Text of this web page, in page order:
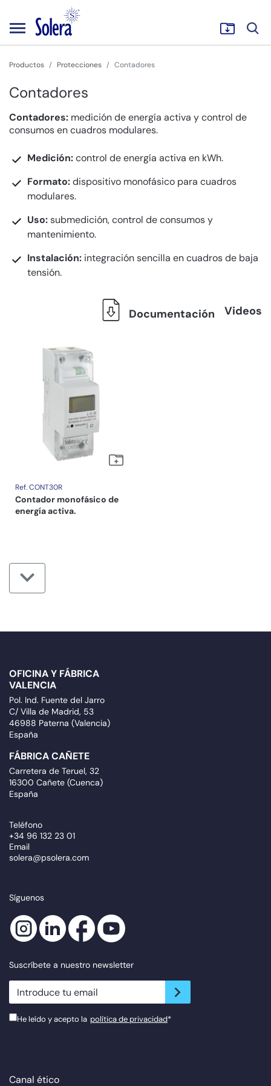
Productos Protecciones Contadores
Contadores
Contadores: medición de energía activa y control de
consumos en cuadros modulares.
Medición:control de energía activa en kWh.
Formato:dispositivo monofásico para cuadros
modulares.
Uso:submedición, control de consumos y
mantenimiento.
Instalación: integración sencilla en cuadros de baja
tensión.
Documentación Videos
Ref. CONT30R
Contador monofásico de
energía activa.
OFICINA Y FÁBRICA
VALENCIA
Pol. Ind. Fuente del Jarro
C/ Villa de Madrid, 53
46988 Paterna (Valencia)
España
FÁBRICA CAÑETE
Carretera de Teruel, 32
16300 Cañete (Cuenca)
España
Teléfono
+34 96 132 23 01
Email
solera@psolera.com
Síguenos
Suscríbete a nuestro newsletter
newsletter.suscribe
He leído y acepto la política de privacidad*
Canal ético